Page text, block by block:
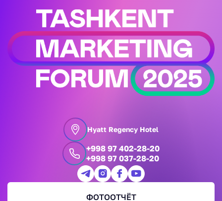
Hyatt Regency Hotel
+998 97 402-28-20
+998 97 037-28-20
ФОТООТЧЁТ